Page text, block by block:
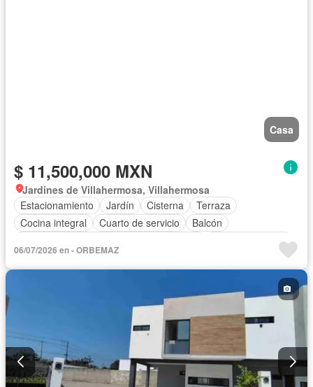
Casa
$ 11,500,000 MXN
Jardines de Villahermosa, Villahermosa
Estacionamiento
Jardín Cisterna
Terraza
Cocina integral
Cuarto de servicio
Balcón
Cocina equipada
Aire acondicionado
Bodega
Solo familias
06/07/2026 en - ORBEMAZ